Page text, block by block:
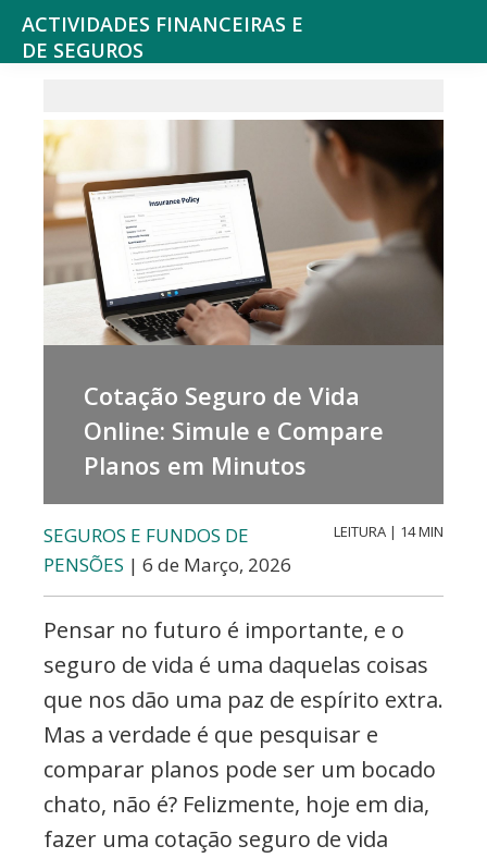
ACTIVIDADES FINANCEIRAS E
DE SEGUROS
outros
serviços
Financeiros,
Seguros
Pensões,
Valores,
Contabilidade,
Creditos
Forex
Cotação Seguro de Vida
Online: Simule e Compare
Planos em Minutos
SEGUROS E FUNDOS DE
PENSÕES | 6 de Março, 2026
LEITURA | 14 MIN
Pensar no futuro é importante, e o
seguro de vida é uma daquelas coisas
que nos dão uma paz de espírito extra.
Mas a verdade é que pesquisar e
comparar planos pode ser um bocado
chato, não é? Felizmente, hoje em dia,
fazer uma cotação seguro de vida